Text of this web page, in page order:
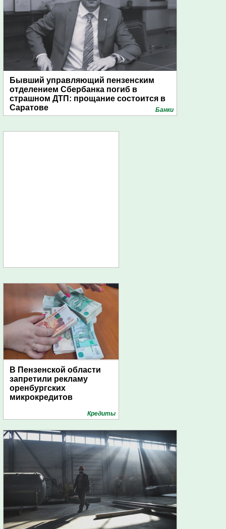
Бывший управляющий пензенским
отделением Сбербанка погиб в
страшном ДТП: прощание состоится в
Саратове
Банки
В Пензенской области
запретили рекламу
оренбургских
микрокредитов
Кредиты